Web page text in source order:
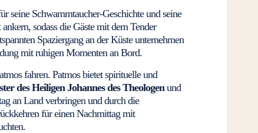
seine Schwammtaucher-Geschichte und seine
sodass die Gäste mit dem Tender
Spaziergang an der Küste unternehmen
mit ruhigen Momenten an Bord.
fahren. Patmos bietet spirituelle und
des Heiligen Johannes des Theologen und
an Land verbringen und durch die
für einen Nachmittag mit